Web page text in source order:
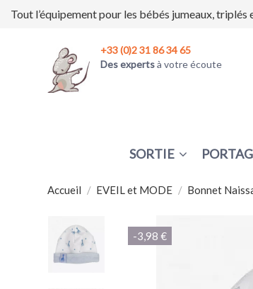
Tout l’équipement pour les bébés jumeaux, triplés
+33 (0)2 31 86 34 65
Des expertsà votre écoute
SORTIE
Accueil EVEIL et MODE Bonnet
-3,98 €